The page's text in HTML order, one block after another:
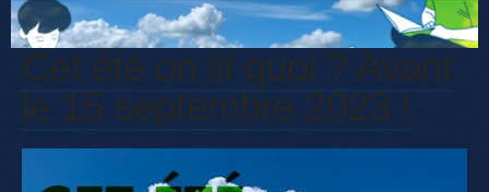
Cet été on lit quoi ? Avant
le 15 septembre 2023 !